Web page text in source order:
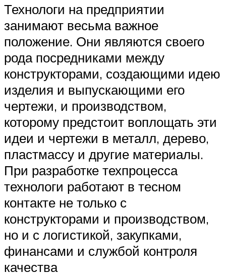
Технологи на предприятии
занимают весьма важное
положение. Они являются своего
рода посредниками между
конструкторами, создающими идею
изделия и выпускающими его
чертежи, и производством,
которому предстоит воплощать эти
идеи и чертежи в металл, дерево,
пластмассу и другие материалы.
При разработке техпроцесса
технологи работают в тесном
контакте не только с
конструкторами и производством,
но и с логистикой, закупками,
финансами и службой контроля
качества